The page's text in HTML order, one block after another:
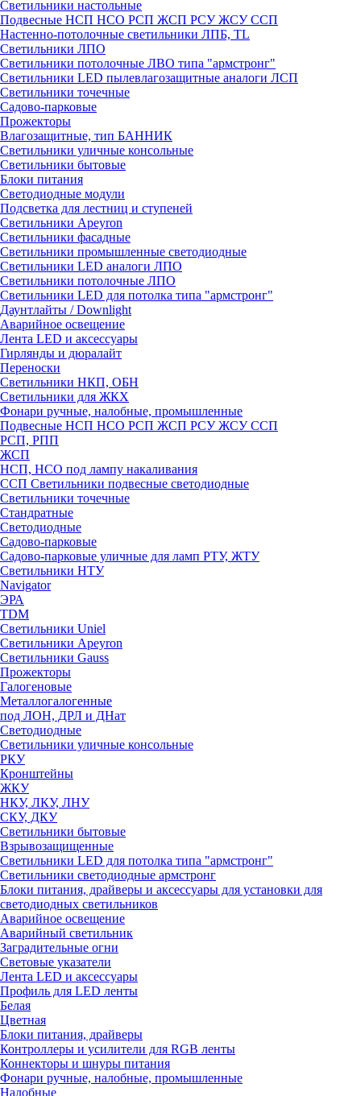
Светильники настольные
Подвесные НСП НСО РСП ЖСП РСУ ЖСУ ССП
Настенно-потолочные светильники ЛПБ, TL
Светильники ЛПО
Светильники потолочные ЛВО типа "армстронг"
Светильники LED пылевлагозащитные аналоги ЛСП
Светильники точечные
Садово-парковые
Прожекторы
Влагозащитные, тип БАННИК
Светильники уличные консольные
Светильники бытовые
Блоки питания
Светодиодные модули
Подсветка для лестниц и ступеней
Светильники Apeyron
Светильники фасадные
Светильники промышленные светодиодные
Светильники LED аналоги ЛПО
Светильники потолочные ЛПО
Светильники LED для потолка типа "армстронг"
Даунтлайты / Downlight
Аварийное освещение
Лента LED и аксессуары
Гирлянды и дюралайт
Переноски
Светильники НКП, ОБН
Светильники для ЖКХ
Фонари ручные, налобные, промышленные
Подвесные НСП НСО РСП ЖСП РСУ ЖСУ ССП
РСП, РПП
ЖСП
НСП, НСО под лампу накаливания
ССП Светильники подвесные светодиодные
Светильники точечные
Стандратные
Светодиодные
Садово-парковые
Садово-парковые уличные для ламп РТУ, ЖТУ
Светильники НТУ
Navigator
ЭРА
TDM
Светильники Uniel
Светильники Apeyron
Светильники Gauss
Прожекторы
Галогеновые
Металлогалогенные
под ЛОН, ДРЛ и ДНат
Светодиодные
Светильники уличные консольные
РКУ
Кронштейны
ЖКУ
НКУ, ЛКУ, ЛНУ
СКУ, ДКУ
Светильники бытовые
Взрывозащищенные
Светильники LED для потолка типа "армстронг"
Светильники светодиодные армстронг
Блоки питания, драйверы и аксессуары для установки для
светодиодных светильников
Аварийное освещение
Аварийный светильник
Заградительные огни
Световые указатели
Лента LED и аксессуары
Профиль для LED ленты
Белая
Цветная
Блоки питания, драйверы
Контроллеры и усилители для RGB ленты
Коннекторы и шнуры питания
Фонари ручные, налобные, промышленные
Налобные